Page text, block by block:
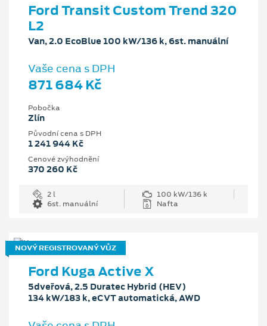
Ford Transit Custom Trend 320
L2
Van, 2.0 EcoBlue 100 kW/136 k, 6st. manuální
Vaše cena s DPH
871 684 Kč
Pobočka
Zlín
Původní cena s DPH
1 241 944 Kč
Cenové zvýhodnění
370 260 Kč
2 l
100 kW/136 k
6st. manuální
Nafta
NOVÝ REGISTROVANÝ VŮZ
Ford Kuga Active X
5dveřová, 2.5 Duratec Hybrid (HEV)
134 kW/183 k, eCVT automatická, AWD